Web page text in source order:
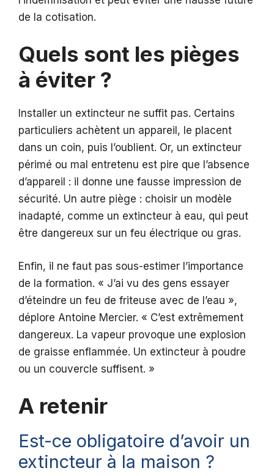
de la cotisation.
Quels sont les pièges
à éviter ?
Installer un extincteur ne suffit pas. Certains
particuliers achètent un appareil, le placent
dans un coin, puis l’oublient. Or, un extincteur
périmé ou mal entretenu est pire que l’absence
d’appareil : il donne une fausse impression de
sécurité. Un autre piège : choisir un modèle
inadapté, comme un extincteur à eau, qui peut
être dangereux sur un feu électrique ou gras.
Enfin, il ne faut pas sous-estimer l’importance
de la formation. « J’ai vu des gens essayer
d’éteindre un feu de friteuse avec de l’eau »,
déplore Antoine Mercier. « C’est extrêmement
dangereux. La vapeur provoque une explosion
de graisse enflammée. Un extincteur à poudre
ou un couvercle suffisent. »
A retenir
Est-ce obligatoire d’avoir un
extincteur à la maison ?